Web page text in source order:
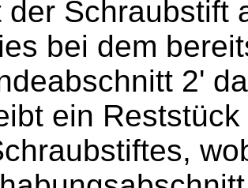
der Schraubstift
bei dem
2'
ein